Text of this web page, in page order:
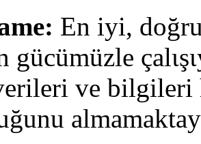
En iyi,
gücümüzle
ve bilgileri